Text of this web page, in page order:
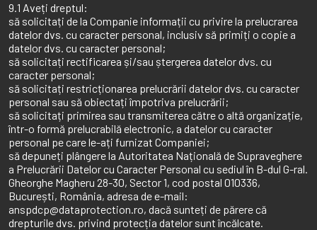
9.1 Aveți dreptul:
să solicitați de la Companie informații cu privire la prelucrarea
datelor dvs. cu caracter personal, inclusiv să primiți o copie a
datelor dvs. cu caracter personal;
să solicitați rectificarea și/sau ștergerea datelor dvs. cu
caracter personal;
să solicitați restricționarea prelucrării datelor dvs. cu caracter
personal sau să obiectați împotriva prelucrării;
să solicitați primirea sau transmiterea către o altă organizație,
într-o formă prelucrabilă electronic, a datelor cu caracter
personal pe care le-ați furnizat Companiei;
să depuneți plângere la Autoritatea Națională de Supraveghere
a Prelucrării Datelor cu Caracter Personal cu sediul în B-dul G-ral.
Gheorghe Magheru 28-30, Sector 1, cod postal 010336,
București, România, adresa de e-mail:
anspdcp@dataprotection.ro, dacă sunteți de părere că
drepturile dvs. privind protecția datelor sunt încălcate.